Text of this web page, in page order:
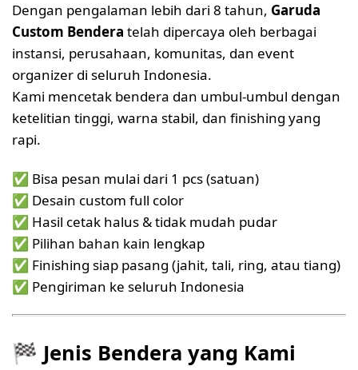
Dengan pengalaman lebih dari 8 tahun, Garuda
Custom Bendera telah dipercaya oleh berbagai
instansi, perusahaan, komunitas, dan event
organizer di seluruh Indonesia.
Kami mencetak bendera dan umbul-umbul dengan
ketelitian tinggi, warna stabil, dan finishing yang
rapi.
✅ Bisa pesan mulai dari 1 pcs (satuan)
✅ Desain custom full color
✅ Hasil cetak halus & tidak mudah pudar
✅ Pilihan bahan kain lengkap
✅ Finishing siap pasang (jahit, tali, ring, atau tiang)
✅ Pengiriman ke seluruh Indonesia
🏁 Jenis Bendera yang Kami